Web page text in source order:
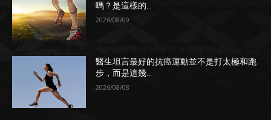
嗎？是這樣的...
2026/08/09
醫生坦言最好的抗癌運動並不是打太極和跑
步，而是這幾...
2026/08/08